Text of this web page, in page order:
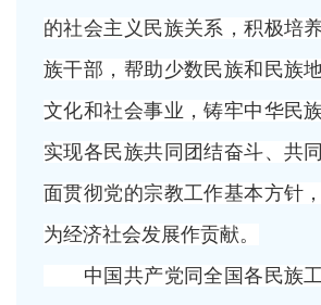
的社会主义民族关系，积极培
族干部，帮助少数民族和民族
文化和社会事业，铸牢中华民
实现各民族共同团结奋斗、共
面贯彻党的宗教工作基本方针
为经济社会发展作贡献。
中国共产党同全国各民族工